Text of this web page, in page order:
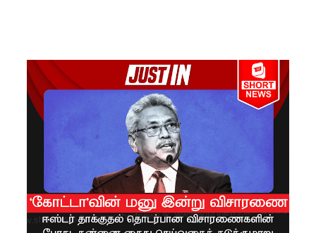
கதை நூல்
ஆகஸ்ட்
சிறைக்கு
ள்